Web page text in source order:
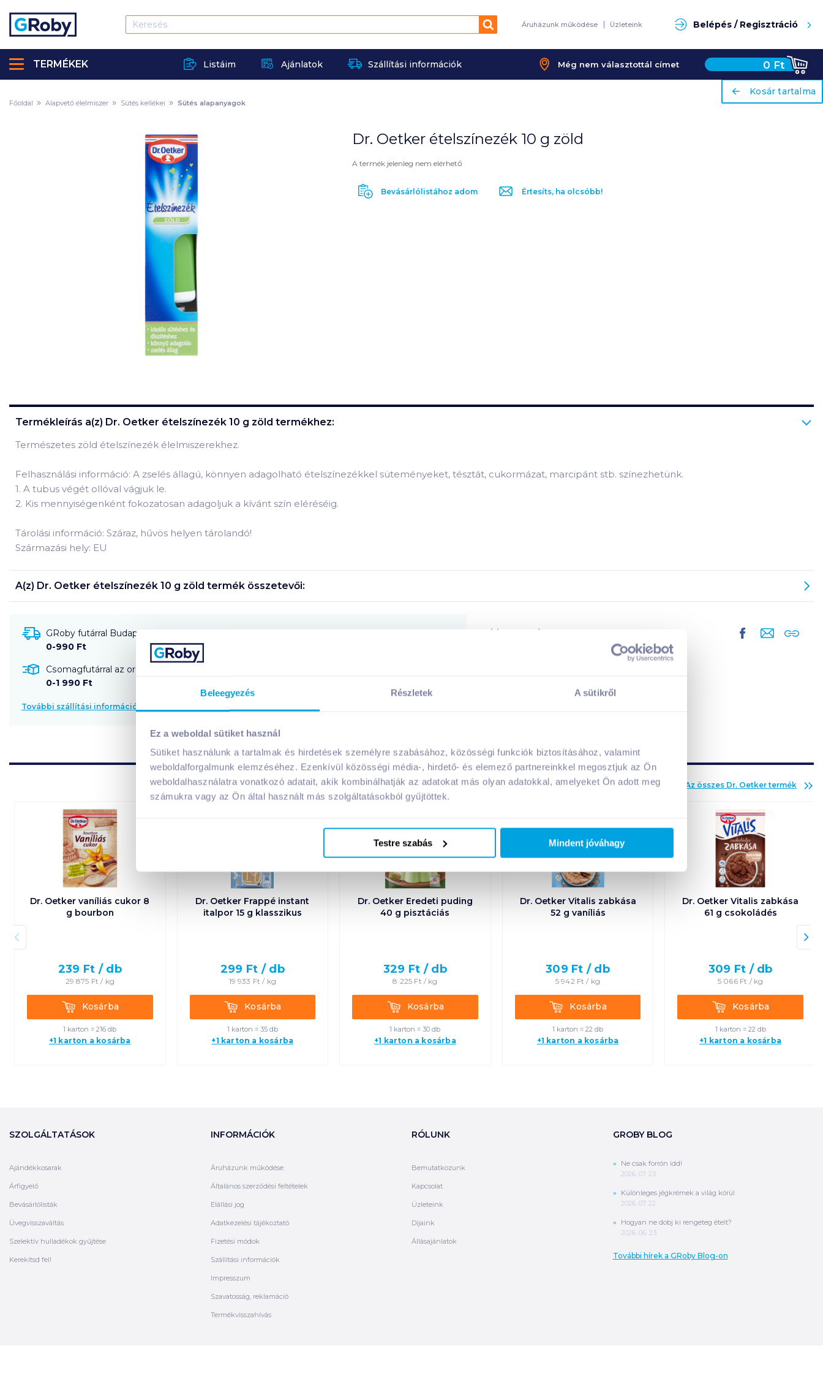
Beleegyezés Részletek A sütikről
Ez a weboldal sütiket használ
Sütiket használunk a tartalmak és hirdetések személyre szabásához, közösségi funkciók biztosításához, valamint
weboldalforgalmunk elemzéséhez. Ezenkívül közösségi média-, hirdető- és elemező partnereinkkel megosztjuk az Ön
weboldalhasználatra vonatkozó adatait, akik kombinálhatják az adatokat más olyan adatokkal, amelyeket Ön adott meg
számukra vagy az Ön által használt más szolgáltatásokból gyűjtöttek.
Testre szabás Mindent jóváhagy
Keresés Áruházunk működése Üzleteink Belépés / Regisztráció
Listáim Ajánlatok Szállítási információk Még nem választottál címet 0 Ft
TERMÉKEK
ariaLabel
Kosár tartalma
A kosarad jelenleg üres.
Főoldal Alapvető élelmiszer Sütés kellékei Sütés alapanyagok
Dr. Oetker ételszínezék 10 g zöld
A termék jelenleg nem elérhető
Bevásárlólistához adom Értesíts, ha olcsóbb!
Termékleírás a(z) Dr. Oetker ételszínezék 10 g zöld termékhez:
Természetes zöld ételszínezék élelmiszerekhez.
Felhasználási információ: A zselés állagú, könnyen adagolható ételszínezékkel süteményeket, tésztát, cukormázat, marcipánt stb. színezhetünk.
1. A tubus végét ollóval vágjuk le.
2. Kis mennyiségenként fokozatosan adagoljuk a kívánt szín eléréséig.
Tárolási információ: Száraz, hűvös helyen tárolandó!
Származási hely: EU
A(z) Dr. Oetker ételszínezék 10 g zöld termék összetevői:
GRoby futárral Budapestre és környékére szállítható
0-990 Ft
Csomagfutárral az ország egész területére szállítható!
0-1 990 Ft
További szállítási információk
Megosztás
A márka további termékei
Az összes Dr. Oetker termék
Dr. Oetker vaníliás cukor 8
g bourbon
239 Ft / db
29 875 Ft / kg
KosárbaKosárba
1 karton = 216 db
+1 karton a kosárba
Dr. Oetker Frappé instant
italpor 15 g klasszikus
299 Ft / db
19 933 Ft / kg
KosárbaKosárba
1 karton = 35 db
+1 karton a kosárba
Dr. Oetker Eredeti puding
40 g pisztáciás
329 Ft / db
8 225 Ft / kg
KosárbaKosárba
1 karton = 30 db
+1 karton a kosárba
Dr. Oetker Vitalis zabkása
52 g vaníliás
309 Ft / db
5 942 Ft / kg
KosárbaKosárba
1 karton = 22 db
+1 karton a kosárba
Dr. Oetker Vitalis zabkása
61 g csokoládés
309 Ft / db
5 066Ft / kg
KosárbaKosárba
1 karton = 22 db
+1 karton a kosárba
SZOLGÁLTATÁSOK
Ajándékkosarak
Árfigyelő
Bevásárlólisták
Üvegvisszaváltás
Szelektív hulladékok gyűjtése
Kerekítsd fel!
INFORMÁCIÓK
Áruházunk működése
Általános szerződési feltételek
Elállási jog
Adatkezelési tájékoztató
Fizetési módok
Szállítási információk
Impresszum
Szavatosság, reklamáció
Termékvisszahívás
RÓLUNK
Bemutatkozunk
Kapcsolat
Üzleteink
Díjaink
Állásajánlatok
GROBY BLOG
Ne csak forrón idd!
2026. 07. 23.
Különleges jégkrémek a világ körül
2026. 07. 22.
Hogyan ne dobj ki rengeteg ételt?
2026. 06. 23.
További hírek a GRoby Blog-on